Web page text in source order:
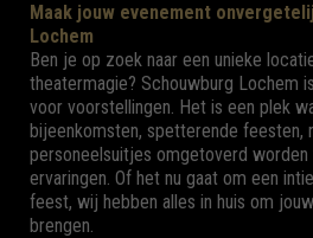
Maak jouw evenement
Lochem
Ben je op zoek naar een unieke
theatermagie? Schouwburg Lochem
voor voorstellingen. Het is een plek
bijeenkomsten, spetterende feesten,
personeelsuitjes omgetoverd
ervaringen. Of het nu gaat om een
feest, wij hebben alles in huis om
brengen.